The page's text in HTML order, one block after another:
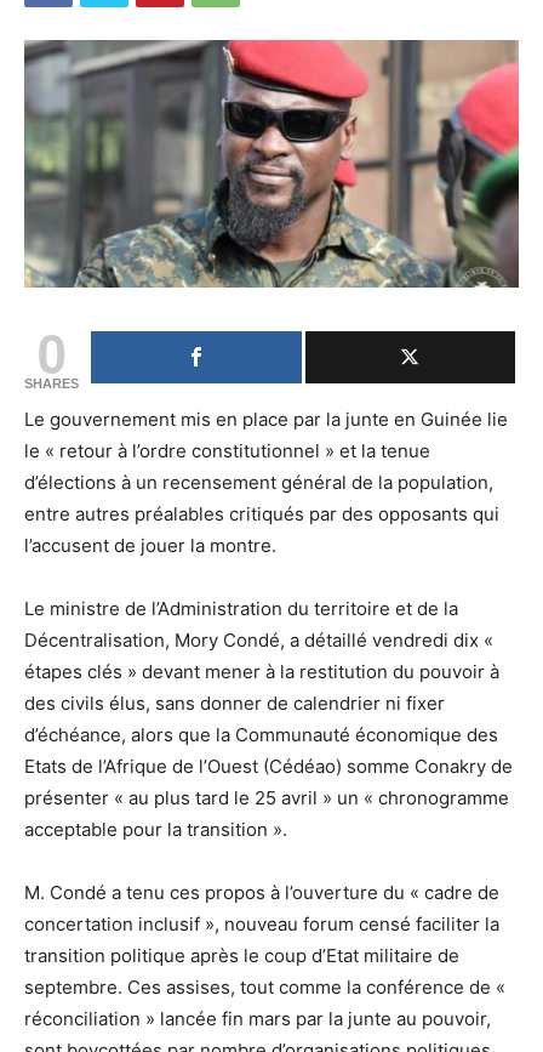
0
SHARES
Le gouvernement mis en place par la junte en Guinée lie
le « retour à l’ordre constitutionnel » et la tenue
d’élections à un recensement général de la population,
entre autres préalables critiqués par des opposants qui
l’accusent de jouer la montre.
Le ministre de l’Administration du territoire et de la
Décentralisation, Mory Condé, a détaillé vendredi dix «
étapes clés » devant mener à la restitution du pouvoir à
des civils élus, sans donner de calendrier ni fixer
d’échéance, alors que la Communauté économique des
Etats de l’Afrique de l’Ouest (Cédéao) somme Conakry de
présenter « au plus tard le 25 avril » un « chronogramme
acceptable pour la transition ».
M. Condé a tenu ces propos à l’ouverture du « cadre de
concertation inclusif », nouveau forum censé faciliter la
transition politique après le coup d’Etat militaire de
septembre. Ces assises, tout comme la conférence de «
réconciliation » lancée fin mars par la junte au pouvoir,